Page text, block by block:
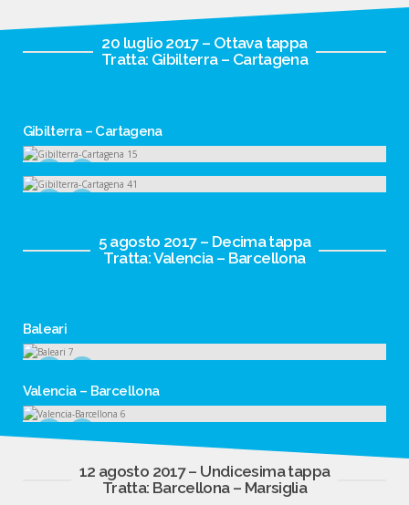
20 luglio 2017 – Ottava tappa
Tratta: Gibilterra – Cartagena
Gibilterra – Cartagena
5 agosto 2017 – Decima tappa
Tratta: Valencia – Barcellona
Baleari
Valencia – Barcellona
12 agosto 2017 – Undicesima tappa
Tratta: Barcellona – Marsiglia